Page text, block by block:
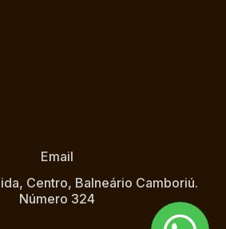
Email
Centro, Balneário Camboriú.
Número 324